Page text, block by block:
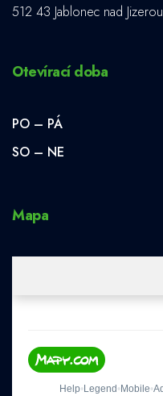
512 43 Jablonec nad Jizerou
Otevírací doba
PO – PÁ
SO – NE
Mapa